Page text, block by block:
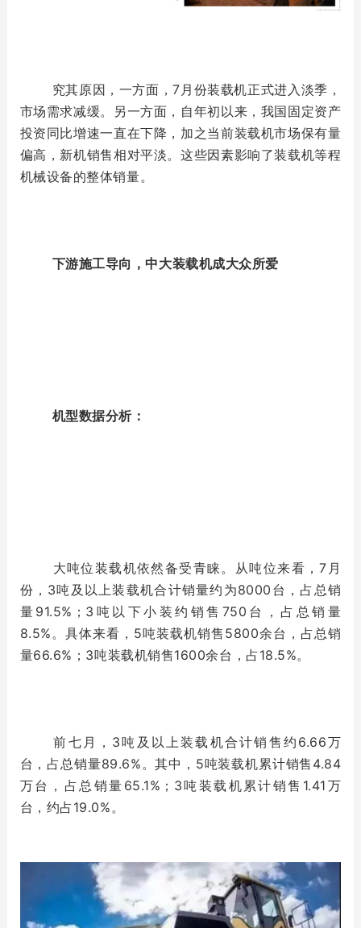
究其原因，一方面，7月份装载机正式进入淡季，
市场需求减缓。另一方面，自年初以来，我国固定资产
投资同比增速一直在下降，加之当前装载机市场保有量
偏高，新机销售相对平淡。这些因素影响了装载机等程
机械设备的整体销量。
下游施工导向，中大装载机成大众所爱
机型数据分析：
大吨位装载机依然备受青睐。从吨位来看，7月
份，3吨及以上装载机合计销量约为8000台，占总销
量91.5%；3吨以下小装约销售750台，占总销量
8.5%。具体来看，5吨装载机销售5800余台，占总销
量66.6%；3吨装载机销售1600余台，占18.5%。
前七月，3吨及以上装载机合计销售约6.66万
台，占总销量89.6%。其中，5吨装载机累计销售4.84
万台，占总销量65.1%；3吨装载机累计销售1.41万
台，约占19.0%。